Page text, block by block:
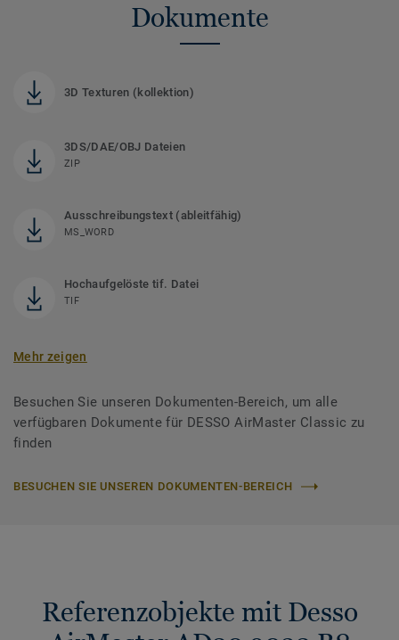
Dokumente
3D Texturen (kollektion)
3DS/DAE/OBJ Dateien
ZIP
Ausschreibungstext (ableitfähig)
MS_WORD
Hochaufgelöste tif. Datei
TIF
Mehr zeigen
Besuchen Sie unseren Dokumenten-Bereich, um alle
verfügbaren Dokumente für DESSO AirMaster Classic zu
finden
BESUCHEN SIE UNSEREN DOKUMENTEN-BEREICH
Referenzobjekte mit Desso